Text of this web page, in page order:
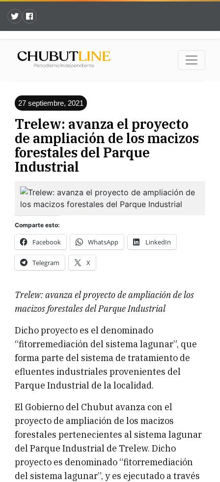
27 septiembre, 2021
Trelew: avanza el proyecto
de ampliación de los macizos
forestales del Parque
Industrial
Comparte esto:
Facebook WhatsApp LinkedIn
Telegram X
Trelew: avanza el proyecto de ampliación de los
macizos forestales del Parque Industrial
Dicho proyecto es el denominado
“fitorremediación del sistema lagunar”, que
forma parte del sistema de tratamiento de
efluentes industriales provenientes del
Parque Industrial de la localidad.
El Gobierno del Chubut avanza con el
proyecto de ampliación de los macizos
forestales pertenecientes al sistema lagunar
del Parque Industrial de Trelew. Dicho
proyecto es denominado “fitorremediación
del sistema lagunar”, y es ejecutado a través